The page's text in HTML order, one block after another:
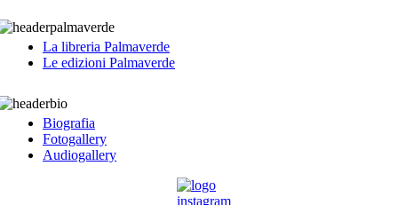
La libreria Palmaverde
Le edizioni Palmaverde
Biografia
Fotogallery
Audiogallery